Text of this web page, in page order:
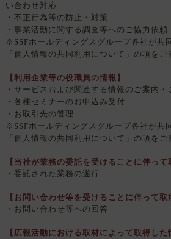
い合わせ対応
・不正行為等の防止・対策
・事業活動に関する調査等へのご協力依頼
※SSFホールディングスグループ各社が共
「個人情報の共同利用について」の項をご
【利用企業等の役職員の情報】
・サービスおよび関連する情報のご案内
・各種セミナーのお申込み受付
・お取引先の管理
※SSFホールディングスグループ各社が共
「個人情報の共同利用について」の項をご
【当社が業務の委託を受けることに伴って
・委託された業務の遂行
【お問い合わせ等を受けることに伴って取
・お問い合わせ等への回答
【広報活動における取材によって取得した